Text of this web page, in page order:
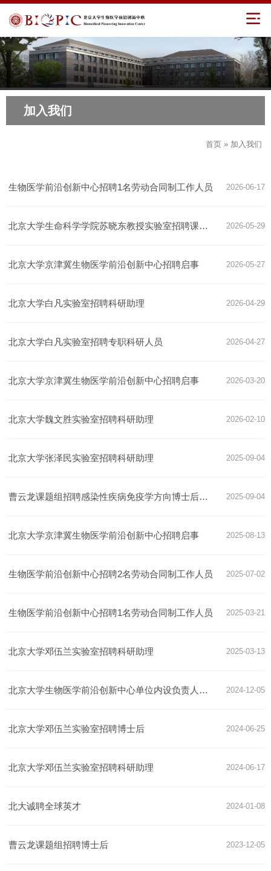
加入我们
首页 » 加入我们
2026-06-17
生物医学前沿创新中心招聘1名劳动合同制工作人员
2026-05-29
北京大学生命科学学院苏晓东教授实验室招聘课题组技术员（科研助理）
2026-05-27
北京大学京津冀生物医学前沿创新中心招聘启事
2026-04-29
北京大学白凡实验室招聘科研助理
2026-04-27
北京大学白凡实验室招聘专职科研人员
2026-03-20
北京大学京津冀生物医学前沿创新中心招聘启事
2026-02-10
北京大学魏文胜实验室招聘科研助理
2025-09-04
北京大学张泽民实验室招聘科研助理
2025-09-04
曹云龙课题组招聘感染性疾病免疫学方向博士后（北大）两人
2025-08-13
北京大学京津冀生物医学前沿创新中心招聘启事
2025-07-02
生物医学前沿创新中心招聘2名劳动合同制工作人员
2025-03-21
生物医学前沿创新中心招聘1名劳动合同制工作人员
2025-03-13
北京大学邓伍兰实验室招聘科研助理
2024-12-05
北京大学生物医学前沿创新中心单位内设负责人招聘启事
2024-06-25
北京大学邓伍兰实验室招聘博士后
2024-06-17
北京大学邓伍兰实验室招聘科研助理
2024-01-08
北大诚聘全球英才
2023-12-05
曹云龙课题组招聘博士后